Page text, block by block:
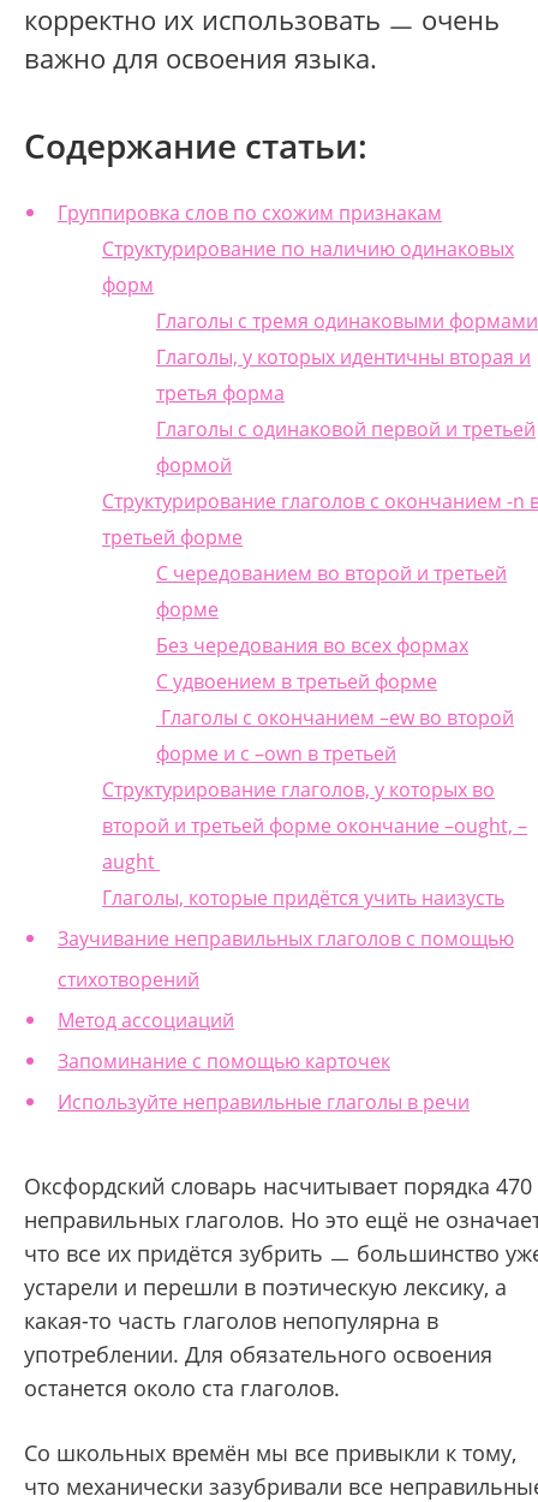
корректно их использовать ㅡ очень
важно для освоения языка.
Содержание статьи:
Группировка слов по схожим признакам
Структурирование по наличию одинаковых
форм
Глаголы с тремя одинаковыми формами
Глаголы, у которых идентичны вторая и
третья форма
Глаголы с одинаковой первой и третьей
формой
Структурирование глаголов с окончанием -n
третьей форме
С чередованием во второй и третьей
форме
Без чередования во всех формах
С удвоением в третьей форме
Глаголы с окончанием –ew во второй
форме и с –own в третьей
Структурирование глаголов, у которых во
второй и третьей форме окончание –ought, –
aught
Глаголы, которые придётся учить наизусть
Заучивание неправильных глаголов с помощью
стихотворений
Метод ассоциаций
Запоминание с помощью карточек
Используйте неправильные глаголы в речи
Оксфордский словарь насчитывает порядка 470
неправильных глаголов. Но это ещё не
что все их придётся зубрить ㅡ большинство
устарели и перешли в поэтическую лексику, а
какая-то часть глаголов непопулярна в
употреблении. Для обязательного освоения
останется около ста глаголов.
Со школьных времён мы все привыкли к тому,
что механически зазубривали все